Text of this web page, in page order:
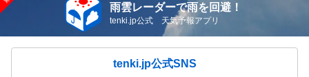
雨雲レーダーで雨を回避！
tenki.jp公式 天気予報アプリ
tenki.jp公式SNS